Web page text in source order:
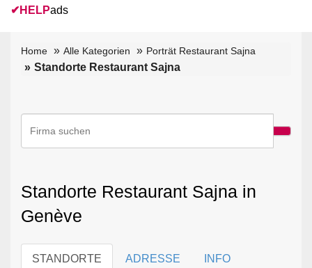
✔ HELPads
Home Alle Kategorien Porträt Restaurant Sajna
Standorte Restaurant Sajna
Standorte Restaurant Sajna in
Genève
STANDORTE ADRESSE INFO